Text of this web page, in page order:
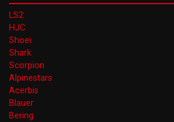
LS2
HJC
Shoei
Shark
Scorpion
Alpinestars
Acerbis
Blauer
Bering